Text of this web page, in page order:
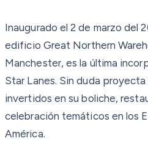
Inaugurado el 2 de marzo del
edificio Great Northern
Manchester, es la última
Star Lanes. Sin duda proyecta
invertidos en su boliche,
celebración temáticos en los
América.